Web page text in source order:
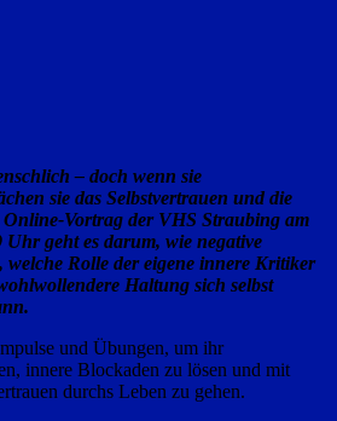
– doch wenn sie
sie das Selbstvertrauen und die
Online-Vortrag der VHS Straubing am
geht es darum, wie negative
welche Rolle der eigene innere Kritiker
Haltung sich selbst
und Übungen, um ihr
innere Blockaden zu lösen und mit
durchs Leben zu gehen.